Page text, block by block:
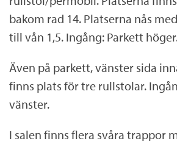
bakom rad 14. Platserna nås
till vån 1,5. Ingång: Parkett
Även på parkett, vänster sida
finns plats för tre rullstolar.
vänster.
I salen finns flera svåra trappor